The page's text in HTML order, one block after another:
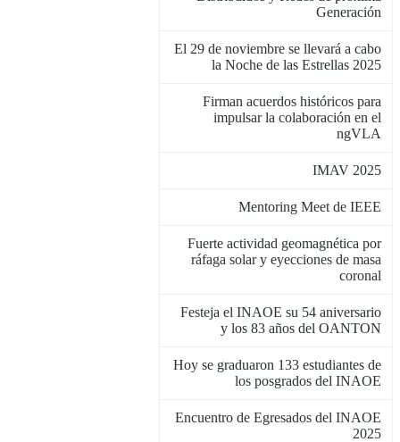
Generación
El 29 de noviembre se llevará a cabo
la Noche de las Estrellas 2025
Firman acuerdos históricos para
impulsar la colaboración en el
ngVLA
IMAV 2025
Mentoring Meet de IEEE
Fuerte actividad geomagnética por
ráfaga solar y eyecciones de masa
coronal
Festeja el INAOE su 54 aniversario
y los 83 años del OANTON
Hoy se graduaron 133 estudiantes de
los posgrados del INAOE
Encuentro de Egresados del INAOE
2025